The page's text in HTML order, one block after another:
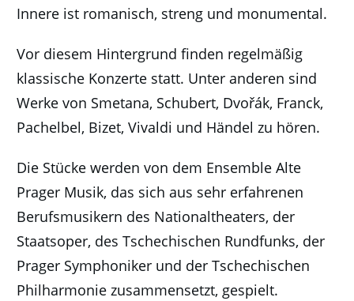
Innere ist romanisch, streng und monumental.
Vor diesem Hintergrund finden regelmäßig
klassische Konzerte statt. Unter anderen sind
Werke von Smetana, Schubert, Dvořák, Franck,
Pachelbel, Bizet, Vivaldi und Händel zu hören.
Die Stücke werden von dem Ensemble Alte
Prager Musik, das sich aus sehr erfahrenen
Berufsmusikern des Nationaltheaters, der
Staatsoper, des Tschechischen Rundfunks, der
Prager Symphoniker und der Tschechischen
Philharmonie zusammensetzt, gespielt.